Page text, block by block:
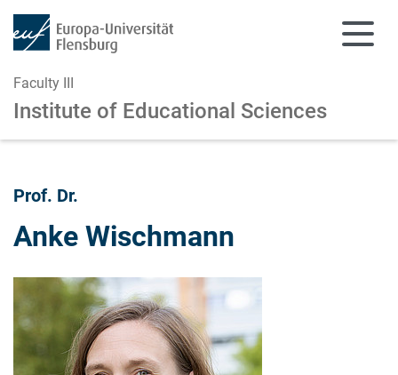
Faculty III
Institute of Educational Sciences
Prof. Dr.
Anke Wischmann